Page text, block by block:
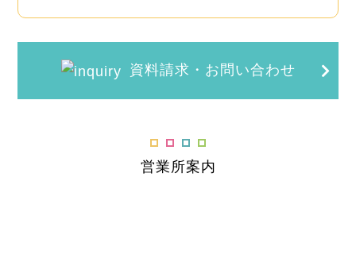
資料請求・お問い合わせ
営業所案内